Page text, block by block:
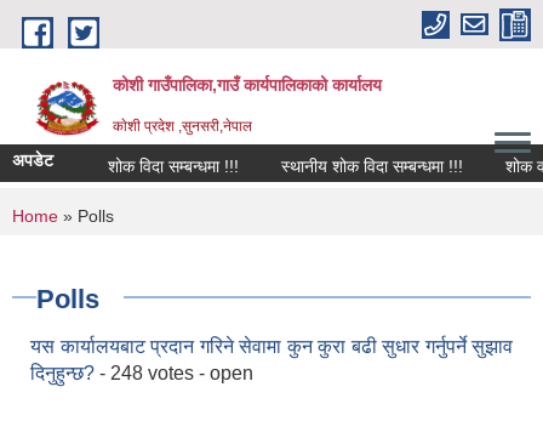
Skip to main content
कोशी गाउँपालिका,गाउँ कार्यपालिकाको कार्यालय
काेशी प्रदेश ,सुनसरी,नेपाल
अपडेट शोक विदा सम्बन्धमा !!! स्थानीय शोक विदा सम्बन्धमा !!! शोक
You are here
Home » Polls
Polls
यस कार्यालयबाट प्रदान गरिने सेवामा कुन कुरा बढी सुधार गर्नुपर्ने सुझाव
दिनुहुन्छ? - 248 votes - open